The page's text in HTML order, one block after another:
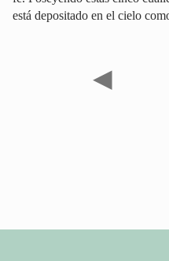
está depositado en el cielo
◀